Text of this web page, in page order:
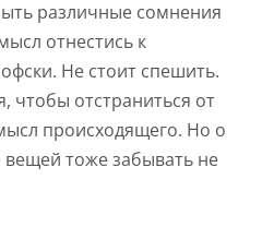
различные сомнения
отнестись к
Не стоит спешить.
чтобы отстраниться от
происходящего. Но о
вещей тоже забывать не